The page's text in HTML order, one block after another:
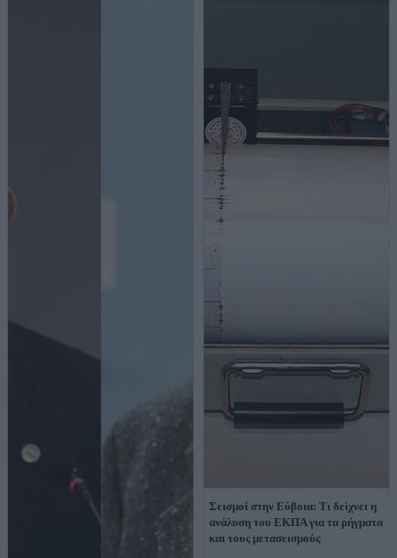
Σεισμοί στην Εύβοια: Τι δείχνει η
ανάλυση του ΕΚΠΑ για τα ρήγματα
και τους μετασεισμούς